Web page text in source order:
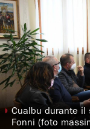
◗ Cualbu durante il
Fonni (foto